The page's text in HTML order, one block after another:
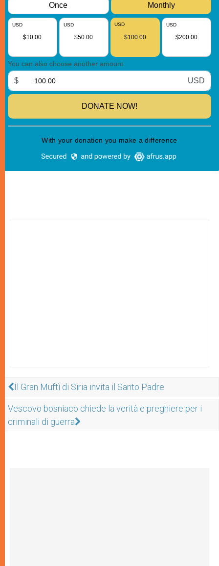
Il Gran Muftì di Siria invita il Santo Padre
Vescovo bosniaco chiede la verità e preghiere per i
criminali di guerra